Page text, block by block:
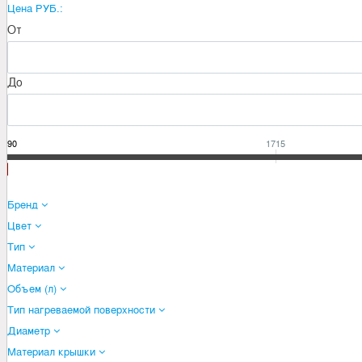
Цена РУБ.:
От
До
1715
Бренд
Цвет
Тип
Материал
Объем (л)
Тип нагреваемой поверхности
Диаметр
Материал крышки